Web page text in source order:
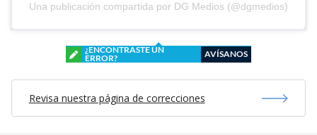
Una publicación compartida por DG Medios (@dgmedios)
¿ENCONTRASTE UN
ERROR?
AVÍSANOS
Revisa nuestra página de correcciones